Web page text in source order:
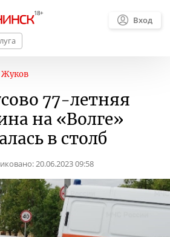
Вход
Жуков
77-летняя
на «Волге»
в столб
20.06.2023 09:58